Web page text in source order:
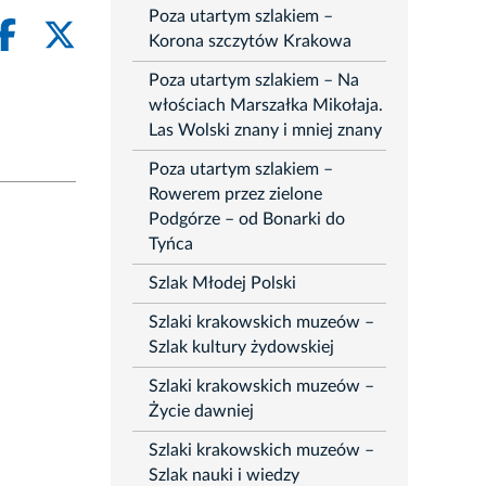
Poza utartym szlakiem –
Korona szczytów Krakowa
Poza utartym szlakiem – Na
włościach Marszałka Mikołaja.
Las Wolski znany i mniej znany
Poza utartym szlakiem –
Rowerem przez zielone
Podgórze – od Bonarki do
Tyńca
Szlak Młodej Polski
Szlaki krakowskich muzeów –
Szlak kultury żydowskiej
Szlaki krakowskich muzeów –
Życie dawniej
Szlaki krakowskich muzeów –
Szlak nauki i wiedzy